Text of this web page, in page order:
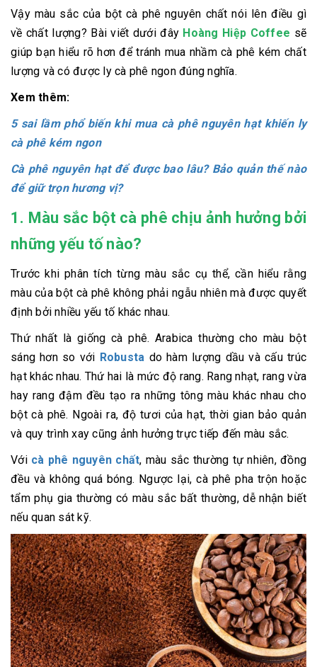
Vậy màu sắc của bột cà phê nguyên chất nói lên điều gì
về chất lượng? Bài viết dưới đây Hoàng Hiệp Coffee sẽ
giúp bạn hiểu rõ hơn để tránh mua nhầm cà phê kém chất
lượng và có được ly cà phê ngon đúng nghĩa.
Xem thêm:
5 sai lầm phổ biến khi mua cà phê nguyên hạt khiến ly
cà phê kém ngon
Cà phê nguyên hạt để được bao lâu? Bảo quản thế nào
để giữ trọn hương vị?
1. Màu sắc bột cà phê chịu ảnh hưởng bởi
những yếu tố nào?
Trước khi phân tích từng màu sắc cụ thể, cần hiểu rằng
màu của bột cà phê không phải ngẫu nhiên mà được quyết
định bởi nhiều yếu tố khác nhau.
Thứ nhất là giống cà phê. Arabica thường cho màu bột
sáng hơn so với Robusta do hàm lượng dầu và cấu trúc
hạt khác nhau. Thứ hai là mức độ rang. Rang nhạt, rang vừa
hay rang đậm đều tạo ra những tông màu khác nhau cho
bột cà phê. Ngoài ra, độ tươi của hạt, thời gian bảo quản
và quy trình xay cũng ảnh hưởng trực tiếp đến màu sắc.
Với cà phê nguyên chất, màu sắc thường tự nhiên, đồng
đều và không quá bóng. Ngược lại, cà phê pha trộn hoặc
tẩm phụ gia thường có màu sắc bất thường, dễ nhận biết
nếu quan sát kỹ.